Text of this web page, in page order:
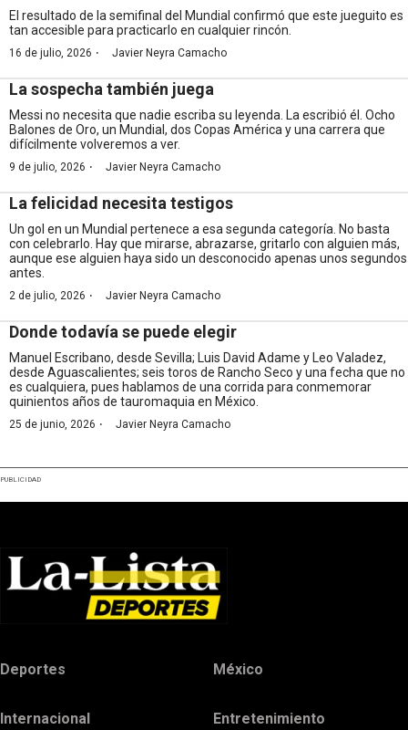
El resultado de la semifinal del Mundial confirmó que este jueguito es
tan accesible para practicarlo en cualquier rincón.
16 de julio, 2026 · Javier Neyra Camacho
La sospecha también juega
Messi no necesita que nadie escriba su leyenda. La escribió él. Ocho
Balones de Oro, un Mundial, dos Copas América y una carrera que
difícilmente volveremos a ver.
9 de julio, 2026 · Javier Neyra Camacho
La felicidad necesita testigos
Un gol en un Mundial pertenece a esa segunda categoría. No basta
con celebrarlo. Hay que mirarse, abrazarse, gritarlo con alguien más,
aunque ese alguien haya sido un desconocido apenas unos segundos
antes.
2 de julio, 2026 · Javier Neyra Camacho
Donde todavía se puede elegir
Manuel Escribano, desde Sevilla; Luis David Adame y Leo Valadez,
desde Aguascalientes; seis toros de Rancho Seco y una fecha que no
es cualquiera, pues hablamos de una corrida para conmemorar
quinientos años de tauromaquia en México.
25 de junio, 2026 · Javier Neyra Camacho
PUBLICIDAD
Deportes México
Internacional Entretenimiento